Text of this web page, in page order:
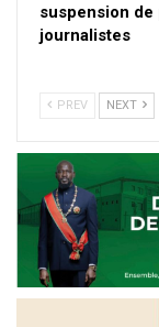
suspension
journalistes
PREV NEXT